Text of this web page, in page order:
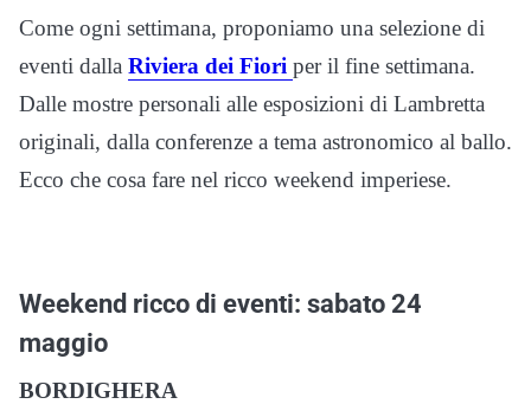
Come ogni settimana, proponiamo una selezione di
eventi dalla Riviera dei Fiori per il fine settimana.
Dalle mostre personali alle esposizioni di Lambretta
originali, dalla conferenze a tema astronomico al ballo.
Ecco che cosa fare nel ricco weekend imperiese.
Weekend ricco di eventi: sabato 24
maggio
BORDIGHERA